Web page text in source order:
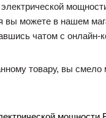
вы можете в нашем
чатом с онлайн-
товару, вы смело